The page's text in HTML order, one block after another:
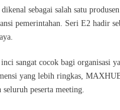
sebagai salah satu
pemerintahan. Seri E2 hadir
sangat cocok bagi organisasi
yang lebih ringkas,
peserta meeting.